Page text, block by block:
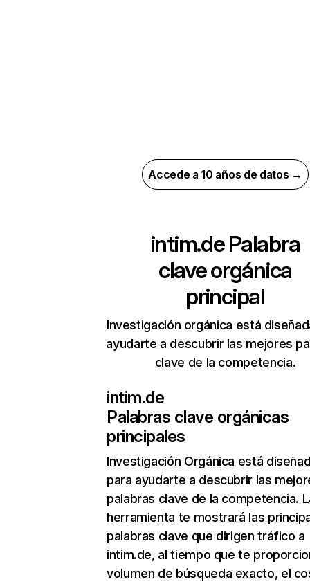
Accede a 10 años de datos →
intim.dePalabra
clave orgánica
principal
Investigación orgánica está
ayudarte a descubrir las mejores
clave de la competencia.
intim.de
Palabras clave orgánicas
principales
Investigación Orgánica está
para ayudarte a descubrir las
palabras clave de la competencia.
herramienta te mostrará las
palabras clave que dirigen tráfico a
intim.de, al tiempo que te
volumen de búsqueda exacto, el